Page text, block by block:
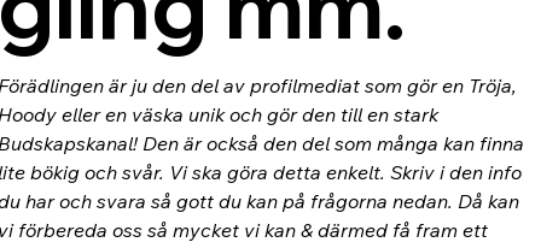
är ju den del av profilmediat som gör en Tröja,
eller en väska unik och gör den till en stark
Den är också den del som många kan finna
bökig och svår. Vi ska göra detta enkelt. Skriv i den info
har och svara så gott du kan på frågorna nedan. Då kan
förbereda oss så mycket vi kan & därmed få fram ett